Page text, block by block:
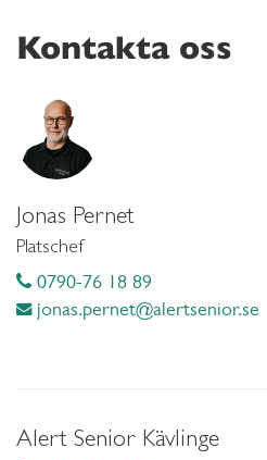
Kontakta oss
Jonas Pernet
Platschef
0790-76 18 89
jonas.pernet@alertsenior.se
Alert Senior Kävlinge